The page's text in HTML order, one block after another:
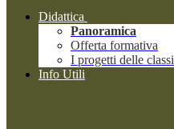
Didattica
Panoramica
Offerta formativa
I progetti delle classi
Info Utili